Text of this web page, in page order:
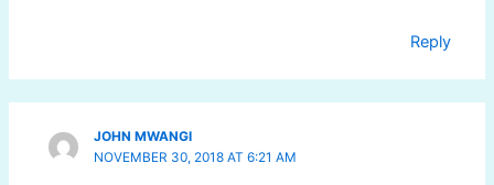
Reply
JOHN MWANGI
NOVEMBER 30, 2018 AT 6:21 AM